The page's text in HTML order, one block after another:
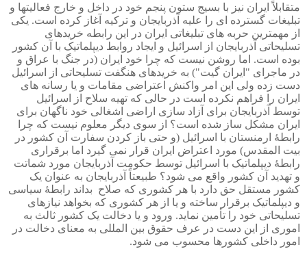
متقابلاً ایران نیز با بسیج ستون پنجم خود در داخل و خارج فعالیتها و
تبلیغات گسترده ای را علیه آذربایجان و ترکیه آغاز کرده است. یکی
از مهمترین حربه های تبلیغاتی ایران در این رابطه خریدهای
تسلیحاتی آذربایجان از اسرائیل و ایجاد روابط دیپلماتیک با آن کشور
بوده است. اما روشن نیست که چرا خود ایران (در جنگ با عراق و
در ماجرای "ایران گیت") به خریدهای هنگفت تسلیحاتی از اسرائیل
دست زده ولی این امر واکنش اعتراضی مقامات و یا رسانه های
ایران را فراهم نکرده است در حالی که تهیه سلاح از اسرائیل
توسط آذربایجان برای آزاد سازی اراضی اشغالی خود ناگهان برای
ایران مشکل ساز شده است؟ از سوی دیگر معلوم نیست که چرا
رابطۀ ارمنستان با اسرائیل (و حتی باز کردن سفارت آن کشور در
بیت المقدس) مورد اعتراض ایران قرار نمی گیرد اما برقراری
رابطۀ دیپلماتیک با اسرائیل توسط حکومت آذربایجان مورد شماتت
و تهدید آن کشور واقع می شود؟ طبیعتاً آذربایجان به عنوان یک
کشور مستقل حق دارد با هر کشوری که صلاح بداند رابطۀ سیاسی
و دیپلماتیک برقرار ساخته و یا از هر کشوری که بخواهد نیازهای
تسلیحاتی خود را تأمین نماید. ورود و یا دخالت یک کشور ثالث به
اموری از این دست در عرف حقوق بین المللی به معنای دخالت در
امور داخلی کشورها محسوب می شود.